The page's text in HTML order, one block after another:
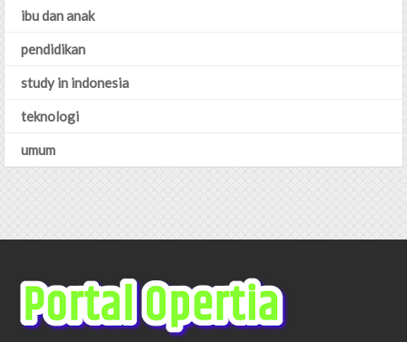
ibu dan anak
pendidikan
study in indonesia
teknologi
umum